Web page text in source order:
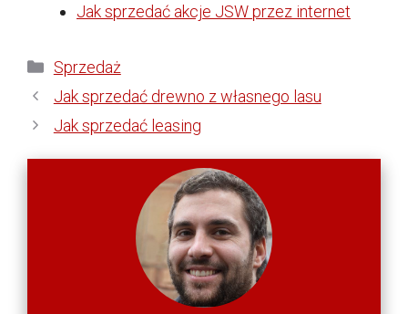
Jak sprzedać akcje JSW przez internet
Kategorie
Sprzedaż
Jak sprzedać drewno z własnego lasu
Jak sprzedać leasing